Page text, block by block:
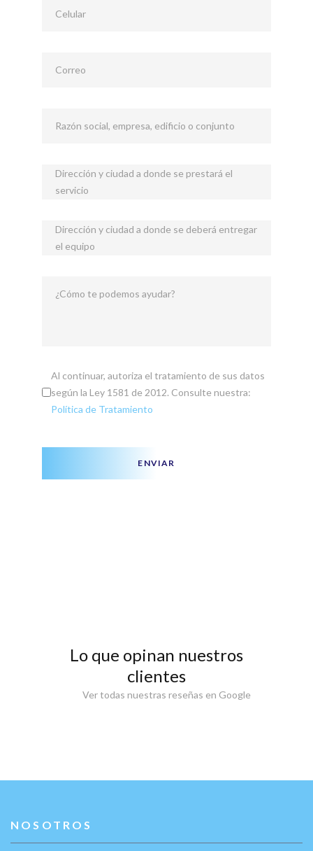
Celular
Correo
Razón social, empresa, edificio o conjunto
Dirección y ciudad a donde se prestará el
servicio
Dirección y ciudad a donde se deberá entregar
el equipo
¿Cómo te podemos ayudar?
Al continuar, autoriza el tratamiento de sus datos
según la Ley 1581 de 2012. Consulte nuestra:
Política de Tratamiento
ENVIAR
Lo que opinan nuestros
clientes
Ver todas nuestras reseñas en Google
NOSOTROS